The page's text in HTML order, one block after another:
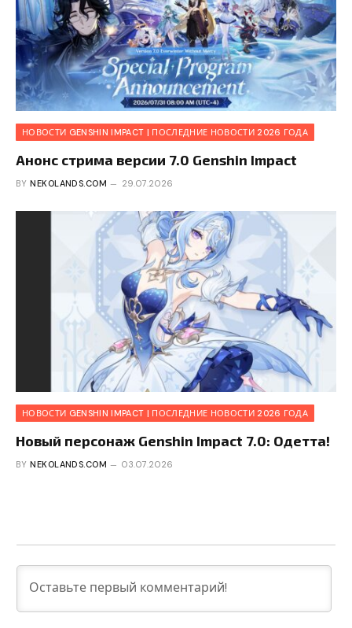
НОВОСТИ GENSHIN IMPACT | ПОСЛЕДНИЕ НОВОСТИ 2026 ГОДА
Анонс стрима версии 7.0 Genshin Impact
BY NEKOLANDS.COM 29.07.2026
НОВОСТИ GENSHIN IMPACT | ПОСЛЕДНИЕ НОВОСТИ 2026 ГОДА
Новый персонаж Genshin Impact 7.0: Одетта!
BY NEKOLANDS.COM 03.07.2026